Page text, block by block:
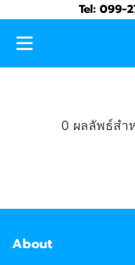
Tel: 099-
0 ผลลัพธ์สำ
About